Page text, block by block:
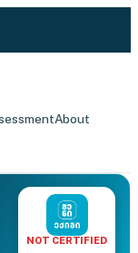
About
NOT CERTIFIED